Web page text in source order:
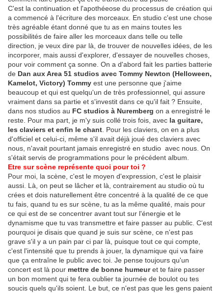
C'est la continuation et l'apothéeose du processus de création qui
a commencé à l'écriture des morceaux. En studio c'est une chose
très agréable étant donné que tu as en mains toutes les
possibilités de faire aller les morceaux dans telle ou telle
direction, je veux dire par là, de trouver de nouvelles idées, de les
incorporer, mais aussi d'explorer, d'essayer de nouvelles choses,
pour voir comment ça sonne. On a d'abord fait les parties batterie
de Dan aux Area 51 studios avec Tommy Newton (Helloween,
Kamelot, Victory) Tommy est une personne que j'aime
beaucoup et qui est quelqu'un de très professionnel, qui assure
vraiment dans sa partie et s'investit dans ce qu'il fait ? Ensuite,
dans nos studios au FC studios à Nuremberg on a enregistré le
reste. Pour ma part, je m'y suis collé trois fois, avec la guitare,
les claviers et enfin le chant . Pour les claviers, on en a plus
d'officiel et celui-ci, même s'il avait déjà joué des claviers avec
nous, n'avait pourtant jamais enregistré en studio avec nous. On
s'était servis de programmations pour le précédent album.
Etre sur scène représente quoi pour toi ?
Pour moi, la scène, c'est le moyen d'expression, c'est le plaisir
aussi. Là, on peut se lâcher et là, contrairement au studio où tu
crées et dois naturellement être concentré à la qualité de ce que
tu fais, quand tu es sur scène, tu as la même qualité, mais pour
ce qui est de se concentrer avant tout sur l'énergie et le
dynamisme que tu vas transmettre et faire passer au public. C'est
pourquoi je disais que quand je suis sur scène, ce n'est pas
grave s'il y a un pain par ci par là, puisque tout ce qui compte,
c'est l'intensité que tu prends à jouer, la dynamique qui va faire
que ça entraîne le public avec toi. Je pense toujours qu'un
concert est là pour mettre de bonne humeuret te faire passer
un bon moment qui te fera oublier ta journée de boulot ou tes
soucis quels qu'ils soient. Le but, ce n'est pas que les gens paient